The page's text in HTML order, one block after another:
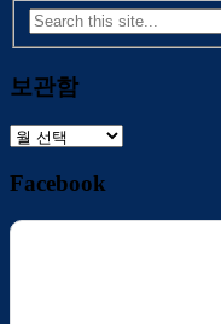
보관함
보
함
Facebook